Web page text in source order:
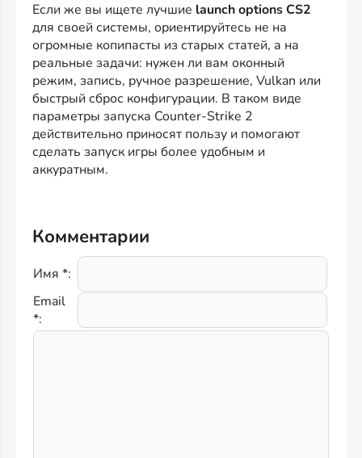
Если же вы ищете лучшие launch options CS2
для своей системы, ориентируйтесь не на
огромные копипасты из старых статей, а на
реальные задачи: нужен ли вам оконный
режим, запись, ручное разрешение, Vulkan или
быстрый сброс конфигурации. В таком виде
параметры запуска Counter-Strike 2
действительно приносят пользу и помогают
сделать запуск игры более удобным и
аккуратным.
Комментарии
Имя *:
Email
*: